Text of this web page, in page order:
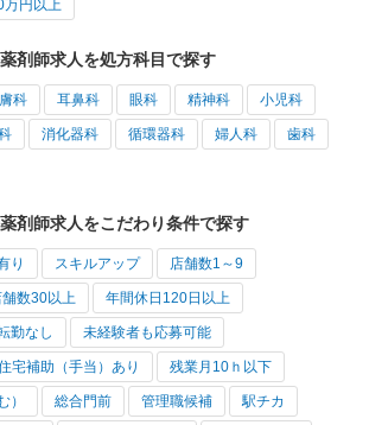
万円以上
剤師求人を処方科目で探す
科 耳鼻科 眼科 精神科 小児科
消化器科 循環器科 婦人科 歯科
剤師求人をこだわり条件で探す
り スキルアップ 店舗数1～9
舗数30以上 年間休日120日以上
勤なし 未経験者も応募可能
宅補助（手当）あり 残業月10ｈ以下
） 総合門前 管理職候補 駅チカ